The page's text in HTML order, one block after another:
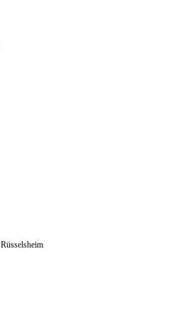
Rüsselsheim